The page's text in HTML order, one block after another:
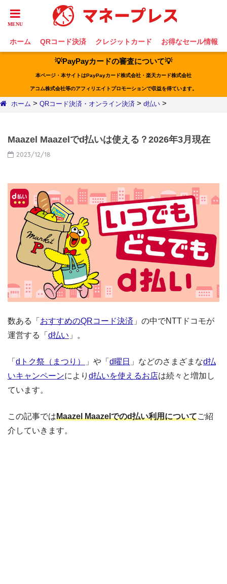
ホーム QRコード決済 クレジットカード お得なセール情報
💡PayPayカードの審査について💡
本ページ・本サイトはPayPayカード株式会社・楽天カード株式会社
アコム株式会社等のアフィリエイトプロモーションで収益を得ています。
ホーム > QRコード決済・オンライン決済 > d払い >
Maazel Maazelでd払いは使える？2026年3月現在
2023/12/18
数ある「 おすすめのQRコード決済 」の中でNTTドコモが
運営する「 d払い 」。
「 dトク祭（まつり） 」や「 d曜日 」などのさまざまなd払
いキャンペーンにより d払いを使えるお店は続々と増加し
ています。
この記事ではMaazel Maazelでのd払い利用についてご紹
介していきます。